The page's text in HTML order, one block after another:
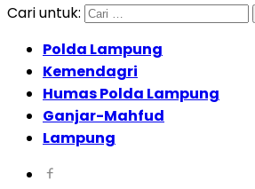
Cari untuk:
Polda Lampung
Kemendagri
Humas Polda Lampung
Ganjar-Mahfud
Lampung